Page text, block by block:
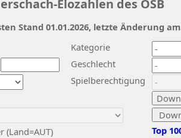
Elozahlen des ÖSB
Kategorie
Geschlecht
(Land=AUT)
Spielberechtigung
Top
Stand 01.01.2026, letzte Änderung